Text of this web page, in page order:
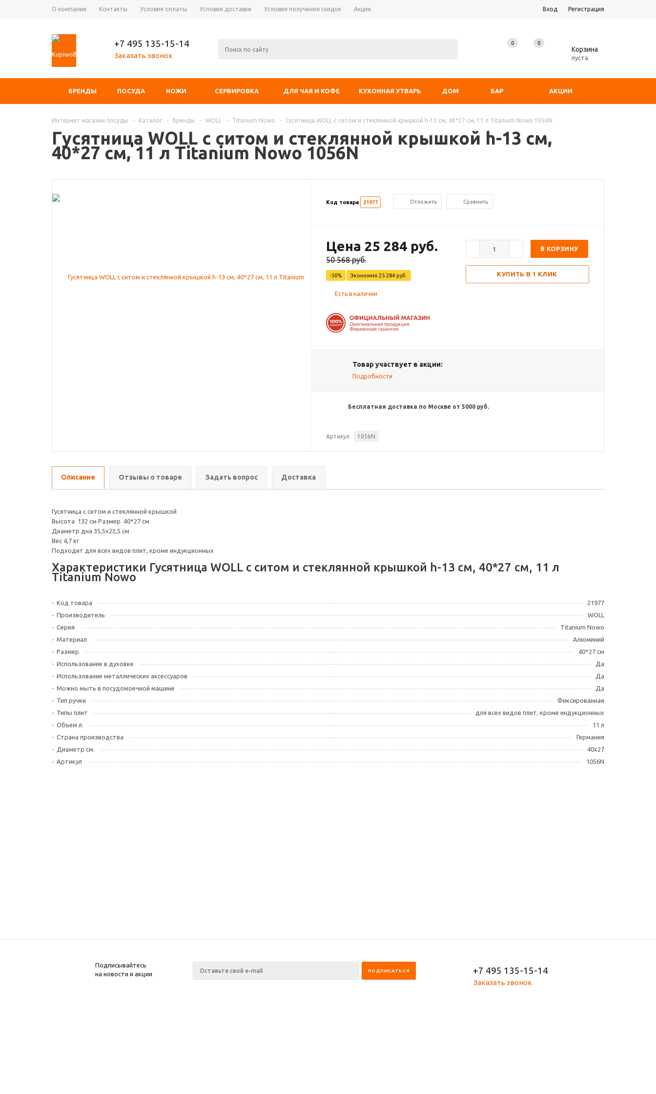
О компании Контакты Условия оплаты Условия доставки Условия получения скидок Акции Вход Регистрация
+7 495 135-15-14
Заказать звонок
0 0
Корзина
пуста
БРЕНДЫ ПОСУДА НОЖИ СЕРВИРОВКА ДЛЯ ЧАЯ И КОФЕ КУХОННАЯ УТВАРЬ ДОМ БАР АКЦИИ
Интернет магазин посуды - Каталог - Бренды - WOLL - Titanium Nowo - Гусятница WOLL с ситом и стеклянной крышкой h-13 см, 40*27 см, 11 л Titanium Nowo 1056N
Гусятница WOLL с ситом и стеклянной крышкой h-13 см,
40*27 см, 11 л Titanium Nowo 1056N
Код товара 21977 Отложить Сравнить
Цена 25 284 руб.
50 568 руб.
-50% Экономия25 284 руб.
Есть в наличии
В КОРЗИНУ
КУПИТЬ В 1 КЛИК
Товар участвует в акции:
Подробности
Бесплатная доставка по Москве от 5000 руб.
Артикул 1056N
Описание Отзывы о товаре Задать вопрос Доставка
Гусятница с ситом и стеклянной крышкой
Высота 132 см Размер 40*27 см
Диаметр дна 35,5х22,5 см
Вес 4,7 кг
Подходит для всех видов плит, кроме индукционных
Характеристики Гусятница WOLL с ситом и стеклянной крышкой h-13 см, 40*27 см, 11 л
Titanium Nowo
Код товара
21977
Производитель
WOLL
Серия
Titanium Nowo
Материал
Алюминий
Размер
40*27 см
Использование в духовке
Да
Использование металлических аксессуаров
Да
Можно мыть в посудомоечной машине
Да
Тип ручки
Фиксированная
Типы плит
для всех видов плит, кроме индукционных
Объем л.
11 л
Страна производства
Германия
Диаметр см.
40х27
Артикул
1056N
Подписывайтесь
на новости и акции
+7 495 135-15-14
Заказать звонок